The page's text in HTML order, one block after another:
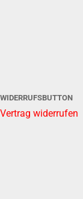
WIDERRUFSBUTTON
Vertrag widerrufen